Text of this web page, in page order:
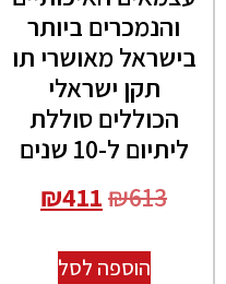
והנמכרים ביותר
בישראל מאושרי תו
תקן ישראלי
הכוללים סוללת
ליתיום ל-10 שנים
₪613
₪411
הוספה לסל